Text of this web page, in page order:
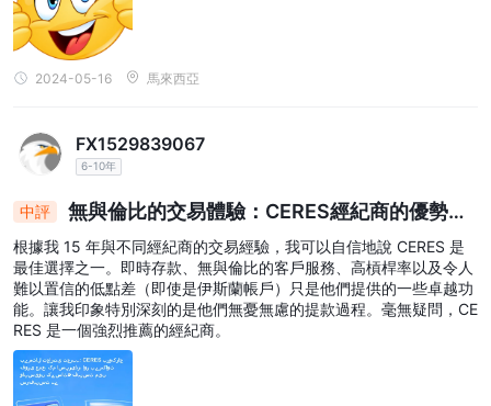
2024-05-16 馬來西亞
FX1529839067
6-10年
中評
無與倫比的交易體驗：CERES經紀商的優勢功
能受到15年經驗的老手讚揚
根據我 15 年與不同經紀商的交易經驗，我可以自信地說 CERES 是
最佳選擇之一。即時存款、無與倫比的客戶服務、高槓桿率以及令人
難以置信的低點差（即使是伊斯蘭帳戶）只是他們提供的一些卓越功
能。讓我印象特別深刻的是他們無憂無慮的提款過程。毫無疑問，CE
RES 是一個強烈推薦的經紀商。